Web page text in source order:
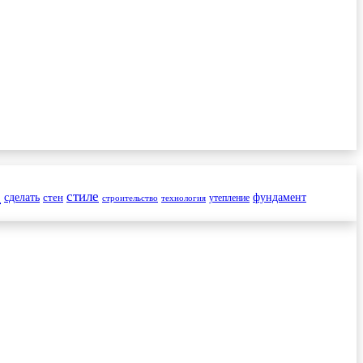
сделать стен стиле строительство технология утепление фундамент